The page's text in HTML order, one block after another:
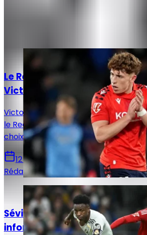
Autres articles de
Le Real Madrid face à un
Victor Muñoz
Victor Muñoz attire les regards en
le Real Madrid prépare un possible
choix qui pourrait remodeler
12 juin 2026
Rédaction Le Journal du Real
Actualités
Séville - Real Madrid :
informations sur le match !